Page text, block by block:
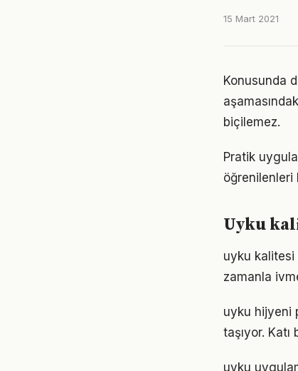
15 Mart 2021
Konusunda
biçilemez.
Pratik
öğrenilenleri
Uyku
uyku kalitesi
zamanla
uyku hijyeni
taşıyor.
uyku